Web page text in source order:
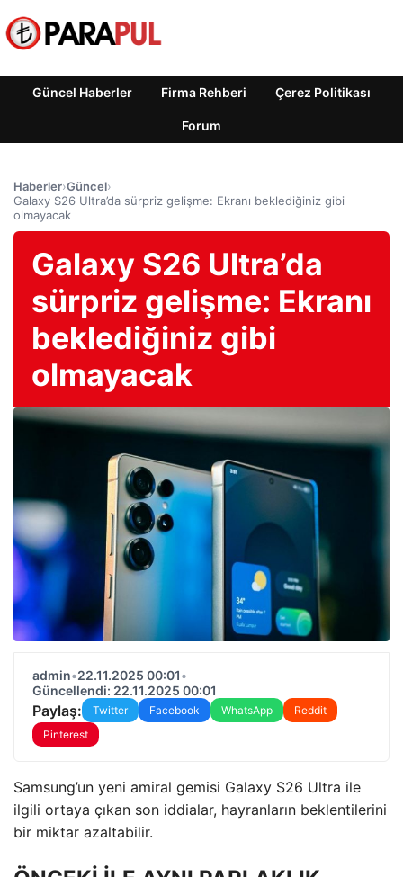
Güncel Haberler Firma Rehberi Çerez Politikası
Forum
Haberler›Güncel›
Galaxy S26 Ultra’da sürpriz gelişme: Ekranı beklediğiniz gibi
olmayacak
Galaxy S26 Ultra’da
sürpriz gelişme: Ekranı
beklediğiniz gibi
olmayacak
admin•22.11.2025 00:01•
Güncellendi: 22.11.2025 00:01
Paylaş: Twitter Facebook WhatsApp
Reddit
Pinterest
Samsung’un yeni amiral gemisi Galaxy S26 Ultra ile
ilgili ortaya çıkan son iddialar, hayranların beklentilerini
bir miktar azaltabilir.